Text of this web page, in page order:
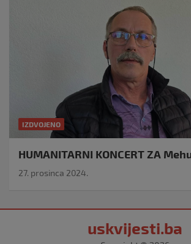
IZDVOJENO
HUMANITARNI KONCERT ZA
27. prosinca 2024.
uskvijesti.ba